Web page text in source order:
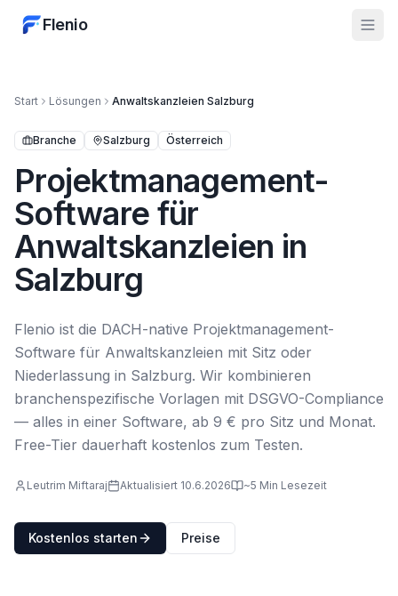
Flenio
Start Lösungen Anwaltskanzleien Salzburg
Branche Salzburg Österreich
Projektmanagement-
Software für
Anwaltskanzleien in
Salzburg
Flenio ist die DACH-native Projektmanagement-
Software für Anwaltskanzleien mit Sitz oder
Niederlassung in Salzburg. Wir kombinieren
branchenspezifische Vorlagen mit DSGVO-Compliance
— alles in einer Software, ab 9 € pro Sitz und Monat.
Free-Tier dauerhaft kostenlos zum Testen.
Leutrim Miftaraj Aktualisiert 10.6.2026 ~5 Min Lesezeit
Kostenlos starten Preise